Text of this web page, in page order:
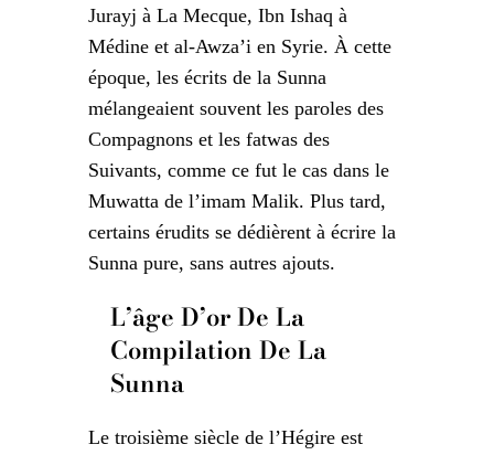
Jurayj à La Mecque, Ibn Ishaq à
Médine et al-Awza’i en Syrie. À cette
époque, les écrits de la Sunna
mélangeaient souvent les paroles des
Compagnons et les fatwas des
Suivants, comme ce fut le cas dans le
Muwatta de l’imam Malik. Plus tard,
certains érudits se dédièrent à écrire la
Sunna pure, sans autres ajouts.
L’âge D’or De La
Compilation De La
Sunna
Le troisième siècle de l’Hégire est